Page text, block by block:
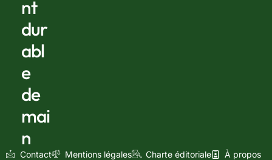
nt
dur
abl
e
de
mai
n
Contact Mentions légales Charte éditoriale
À propos